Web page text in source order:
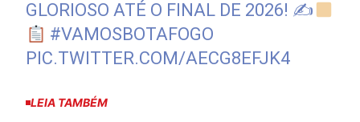
GLORIOSO ATÉ O FINAL DE 2026! ✍
#VAMOSBOTAFOGO
PIC.TWITTER.COM/AECG8EFJK4
LEIA TAMBÉM